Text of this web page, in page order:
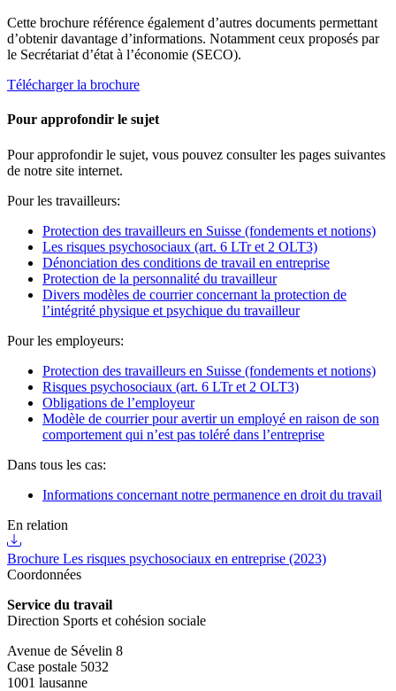
Cette brochure référence également d’autres documents permettant
d’obtenir davantage d’informations. Notamment ceux proposés par
le Secrétariat d’état à l’économie (SECO).
Télécharger la brochure
Pour approfondir le sujet
Pour approfondir le sujet, vous pouvez consulter les pages suivantes
de notre site internet.
Pour les travailleurs:
Protection des travailleurs en Suisse (fondements et notions)
Les risques psychosociaux (art. 6 LTr et 2 OLT3)
Dénonciation des conditions de travail en entreprise
Protection de la personnalité du travailleur
Divers modèles de courrier concernant la protection de
l’intégrité physique et psychique du travailleur
Pour les employeurs:
Protection des travailleurs en Suisse (fondements et notions)
Risques psychosociaux (art. 6 LTr et 2 OLT3)
Obligations de l’employeur
Modèle de courrier pour avertir un employé en raison de son
comportement qui n’est pas toléré dans l’entreprise
Dans tous les cas:
Informations concernant notre permanence en droit du travail
En relation
Brochure Les risques psychosociaux en entreprise (2023)
Coordonnées
Service du travail
Direction Sports et cohésion sociale
Avenue de Sévelin 8
Case postale 5032
1001 lausanne